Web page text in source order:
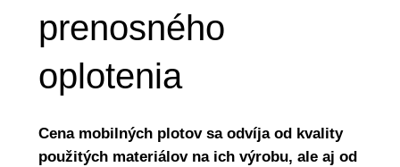
prenosného
oplotenia
Cena mobilných plotov sa odvíja od kvality
použitých materiálov na ich výrobu, ale aj od